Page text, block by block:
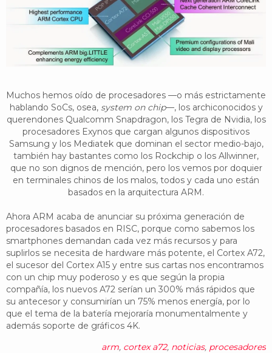
Muchos hemos oído de procesadores —o más estrictamente
hablando SoCs, osea, system on chip—, los archiconocidos y
querendones Qualcomm Snapdragon, los Tegra de Nvidia, los
procesadores Exynos que cargan algunos dispositivos
Samsung y los Mediatek que dominan el sector medio-bajo,
también hay bastantes como los Rockchip o los Allwinner,
que no son dignos de mención, pero los vemos por doquier
en terminales chinos de los malos, todos y cada uno están
basados en la arquitectura ARM.
Ahora ARM acaba de anunciar su próxima generación de
procesadores basados en RISC, porque como sabemos los
smartphones demandan cada vez más recursos y para
suplirlos se necesita de hardware más potente, el Cortex A72,
el sucesor del Cortex A15 y entre sus cartas nos encontramos
con un chip muy poderoso y es que según la propia
compañía, los nuevos A72 serían un 300% más rápidos que
su antecesor y consumirían un 75% menos energía, por lo
que el tema de la batería mejoraría monumentalmente y
además soporte de gráficos 4K.
arm, cortex a72, noticias, procesadores
YouTube
Twitter